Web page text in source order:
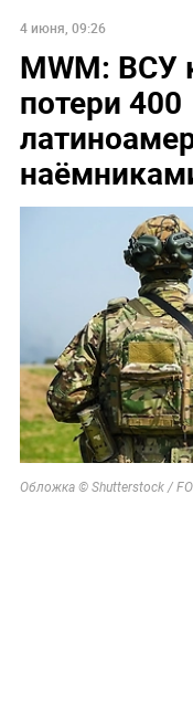
4 июня, 09:26
MWM: ВСУ
потери 400
Обложка © Shutterstock /